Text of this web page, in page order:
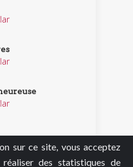
sur ce site, vous acceptez
des statistiques de